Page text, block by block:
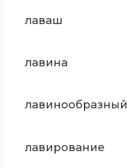
лаваш
лавина
лавинообразный
лавирование